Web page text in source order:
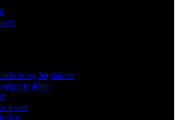
og højttalere
testet